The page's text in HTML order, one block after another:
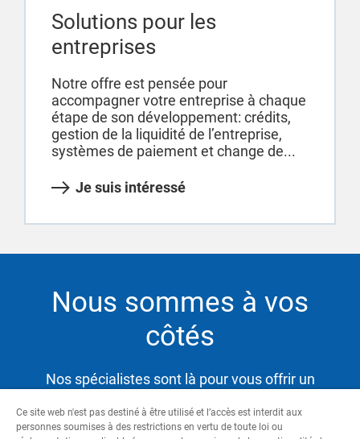
Solutions pour les
entreprises
Notre offre est pensée pour
accompagner votre entreprise à chaque
étape de son développement: crédits,
gestion de la liquidité de l’entreprise,
systèmes de paiement et change de...
Je suis intéressé
Nous sommes à vos
côtés
Nos spécialistes sont là pour vous offrir un
besoins tout en vous aidant à atteindre vos
objectifs.
Ce site web n'est pas destiné à être utilisé et l’accès est interdit aux
personnes soumises à des restrictions en vertu de toute loi ou